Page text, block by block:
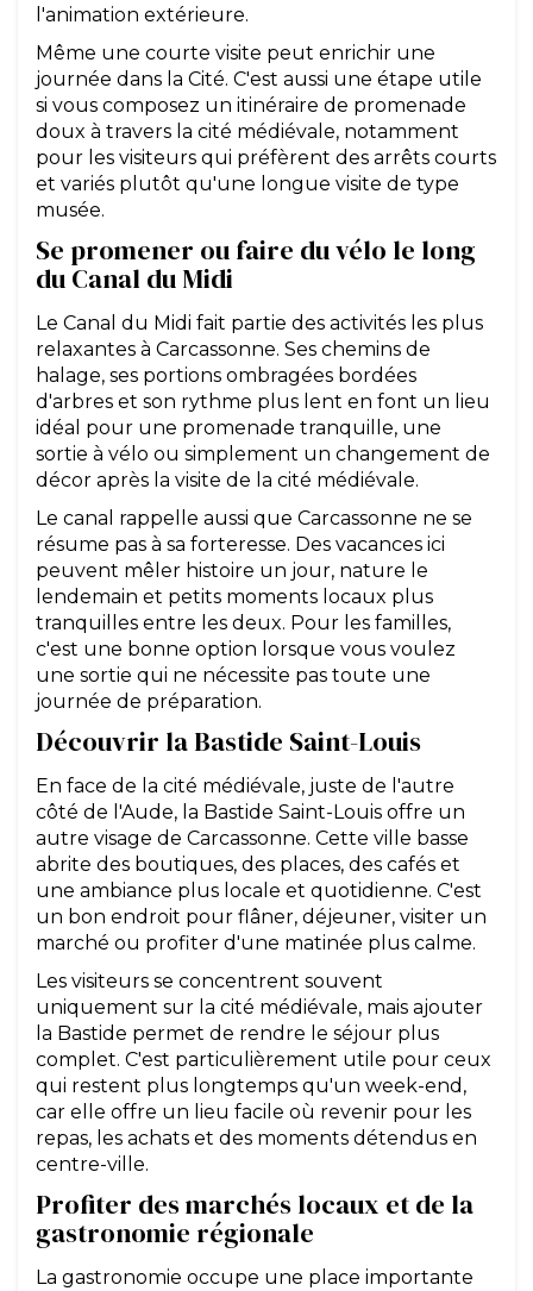
l'animation extérieure.
Même une courte visite peut enrichir une
journée dans la Cité. C'est aussi une étape utile
si vous composez un itinéraire de promenade
doux à travers la cité médiévale, notamment
pour les visiteurs qui préfèrent des arrêts courts
et variés plutôt qu'une longue visite de type
musée.
Se promener ou faire du vélo le long
du Canal du Midi
Le Canal du Midi fait partie des activités les plus
relaxantes à Carcassonne. Ses chemins de
halage, ses portions ombragées bordées
d'arbres et son rythme plus lent en font un lieu
idéal pour une promenade tranquille, une
sortie à vélo ou simplement un changement de
décor après la visite de la cité médiévale.
Le canal rappelle aussi que Carcassonne ne se
résume pas à sa forteresse. Des vacances ici
peuvent mêler histoire un jour, nature le
lendemain et petits moments locaux plus
tranquilles entre les deux. Pour les familles,
c'est une bonne option lorsque vous voulez
une sortie qui ne nécessite pas toute une
journée de préparation.
Découvrir la Bastide Saint-Louis
En face de la cité médiévale, juste de l'autre
côté de l'Aude, la Bastide Saint-Louis offre un
autre visage de Carcassonne. Cette ville basse
abrite des boutiques, des places, des cafés et
une ambiance plus locale et quotidienne. C'est
un bon endroit pour flâner, déjeuner, visiter un
marché ou profiter d'une matinée plus calme.
Les visiteurs se concentrent souvent
uniquement sur la cité médiévale, mais ajouter
la Bastide permet de rendre le séjour plus
complet. C'est particulièrement utile pour ceux
qui restent plus longtemps qu'un week-end,
car elle offre un lieu facile où revenir pour les
repas, les achats et des moments détendus en
centre-ville.
Profiter des marchés locaux et de la
gastronomie régionale
La gastronomie occupe une place importante